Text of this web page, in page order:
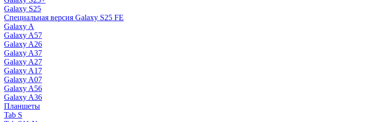
Galaxy S25
Специальная версия Galaxy S25 FE
Galaxy A
Galaxy A57
Galaxy A26
Galaxy A37
Galaxy A27
Galaxy A17
Galaxy A07
Galaxy A56
Galaxy A36
Планшеты
Tab S